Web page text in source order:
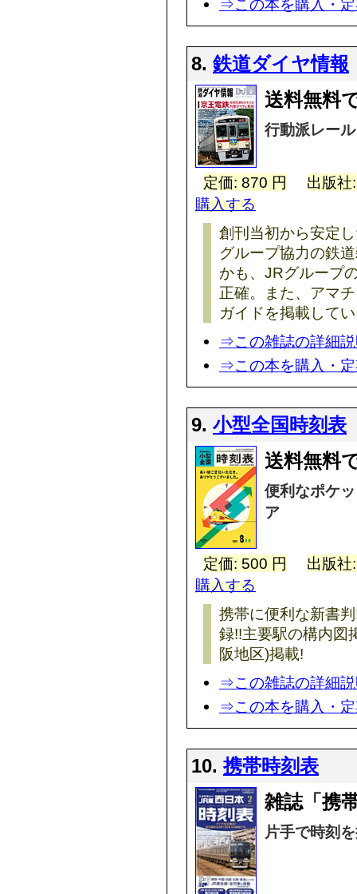
⇒この本を購入・
8. 鉄道ダイヤ情報
送料無料
行動派レー
定価: 870 円
出版
購入する
創刊当初から安定
グループ協力の鉄
かも、JRグループ
正確。また、アマ
ガイドを掲載して
⇒この雑誌の詳細
⇒この本を購入・
9. 小型全国時刻表
送料無料
便利なポケ
ア
定価: 500 円
出版
購入する
携帯に便利な新書
録!!主要駅の構内図
阪地区)掲載!
⇒この雑誌の詳細
⇒この本を購入・
10. 携帯時刻表
雑誌「携
片手で時刻